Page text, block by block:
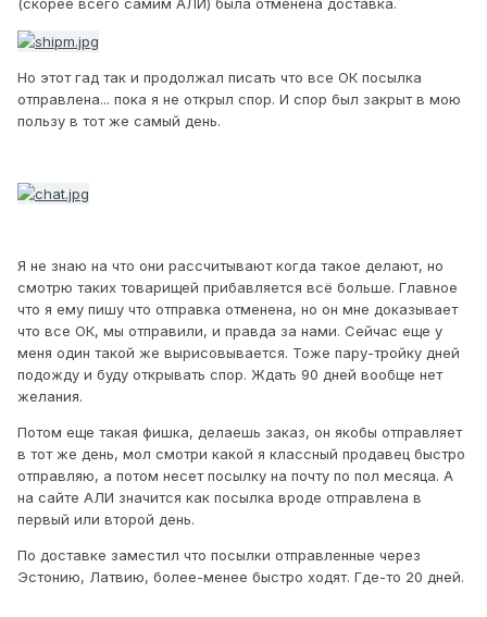
(скорее всего самим АЛИ) была отменена доставка.
Но этот гад так и продолжал писать что все ОК посылка
отправлена... пока я не открыл спор. И спор был закрыт в мою
пользу в тот же самый день.
Я не знаю на что они рассчитывают когда такое делают, но
смотрю таких товарищей прибавляется всё больше. Главное
что я ему пишу что отправка отменена, но он мне доказывает
что все ОК, мы отправили, и правда за нами. Сейчас еще у
меня один такой же вырисовывается. Тоже пару-тройку дней
подожду и буду открывать спор. Ждать 90 дней вообще нет
желания.
Потом еще такая фишка, делаешь заказ, он якобы отправляет
в тот же день, мол смотри какой я классный продавец быстро
отправляю, а потом несет посылку на почту по пол месяца. А
на сайте АЛИ значится как посылка вроде отправлена в
первый или второй день.
По доставке заместил что посылки отправленные через
Эстонию, Латвию, более-менее быстро ходят. Где-то 20 дней.